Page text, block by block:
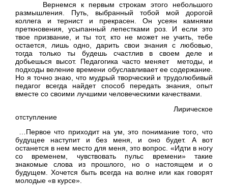
Вернемся к первым строкам этого небольшого
размышления. Путь, выбранный тобой мой дорогой
коллега и тернист и прекрасен. Он усеян камнями
преткновения, усыпанный лепестками роз. И если это
твое призвание, и ты тот, кто не может не учить, тебе
остается, лишь одно, дарить свои знания с любовью,
тогда только ты будешь счастлив в своем деле и
добьешься высот. Педагогика часто меняет методы, и
подходы веление времени обуславливает ее содержание.
Но я точно знаю, что мудрый творческий и трудолюбивый
педагог всегда найдет способ передать знания, опыт
вместе со своими лучшими человеческими качествами.
Лирическое
отступление
…Первое что приходит на ум, это понимание того, что
будущее наступит и без меня, и оно будет. А вот
останется в нем место для меня, это вопрос. «Идти в ногу
со временем, чувствовать пульс времени» такие
знакомые слова из прошлого, но о настоящем и о
будущем. Хочется быть всегда на волне или как говорят
молодые «в курсе».